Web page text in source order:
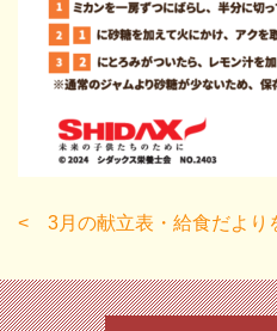
3月の献立表・給食だより